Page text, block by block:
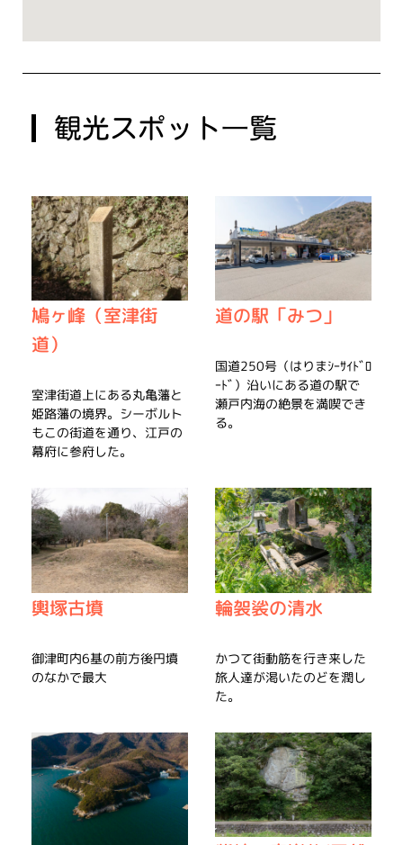
観光スポット一覧
鳩ヶ峰（室津街
道）
室津街道上にある丸亀藩と
姫路藩の境界。シーボルト
もこの街道を通り、江戸の
幕府に参府した。
道の駅「みつ」
国道250号（はりまｼｰｻｲﾄﾞﾛ
ｰﾄﾞ）沿いにある道の駅で
瀬戸内海の絶景を満喫でき
る。
輿塚古墳
御津町内6基の前方後円墳
のなかで最大
輪袈裟の清水
かつて街動筋を行き来した
旅人達が渇いたのどを潤し
た。